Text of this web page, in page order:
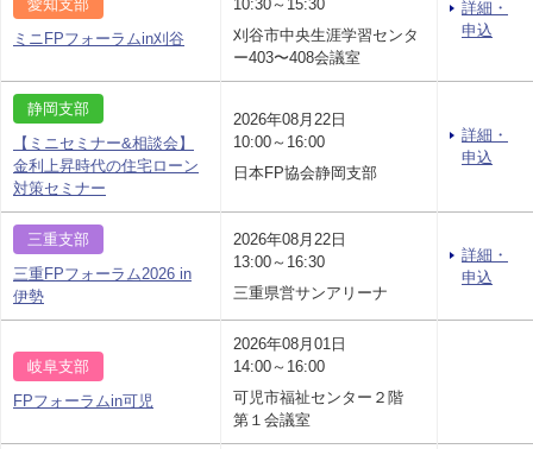
愛知支部
ミニFPフォーラムin刈谷
10:30～15:30
刈谷市中央生涯学習センタ
ー403〜408会議室
詳細・
申込
静岡支部
【ミニセミナー&相談会】
金利上昇時代の住宅ローン
対策セミナー
2026年08月22日
10:00～16:00
日本FP協会静岡支部
詳細・
申込
三重支部
三重FPフォーラム2026 in
伊勢
2026年08月22日
13:00～16:30
三重県営サンアリーナ
詳細・
申込
岐阜支部
FPフォーラムin可児
2026年08月01日
14:00～16:00
可児市福祉センター２階
第１会議室